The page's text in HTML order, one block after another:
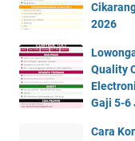
2026
Quality
Gaji 5-6
Cara